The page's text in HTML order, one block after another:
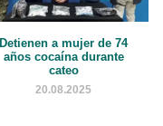
Detienen a mujer de 74
años cocaína durante
cateo
20.08.2025